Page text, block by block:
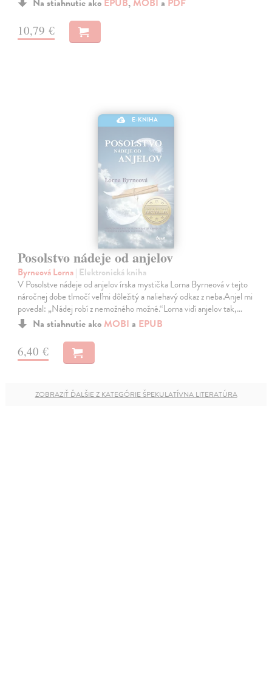
10,79 €
E-KNIHA
Posolstvo nádeje od anjelov
Byrneová Lorna| Elektronická kniha
V Posolstve nádeje od anjelov írska mystička Lorna Byrneová v tejto
náročnej dobe tlmočí veľmi dôležitý a naliehavý odkaz z neba.Anjel mi
povedal: „Nádej robí z nemožného možné.“Lorna vidí anjelov tak,…
Na stiahnutie ako MOBI a EPUB
6,40 €
ZOBRAZIŤ ĎALŠIE Z KATEGÓRIE ŠPEKULATÍVNA LITERATÚRA